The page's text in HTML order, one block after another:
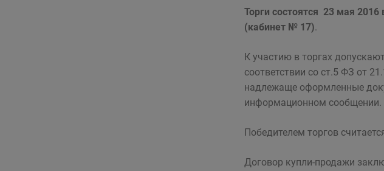
Торги состоятся 23 мая
(кабинет № 17).
К участию в торгах
соответствии со ст.5 ФЗ от
надлежаще оформленные
информационном сообщении.
Победителем торгов
Договор купли-продажи